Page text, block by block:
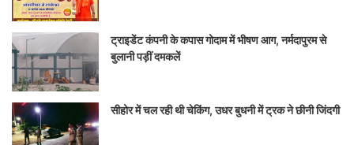
ट्राइडेंट कंपनी के कपास गोदाम में भीषण आग, नर्मदापुरम से
बुलानी पड़ीं दमकलें
सीहोर में चल रही थी चेकिंग, उधर बुधनी में ट्रक ने छीनी जिंदगी